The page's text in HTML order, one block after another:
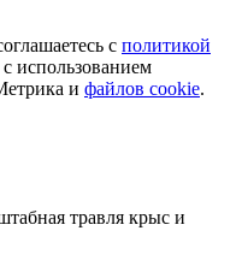
с политикой
с использованием
и файлов cookie.
травля крыс и